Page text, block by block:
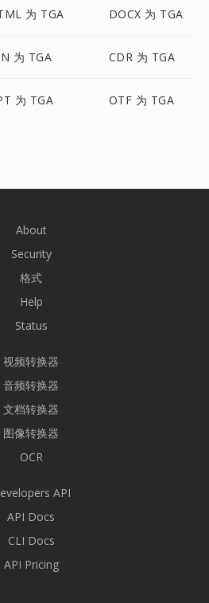
为 TGA DOCX 为 TGA
为 TGA CDR 为 TGA
为 TGA OTF 为 TGA
About
Security
格式
Help
Status
视频转换器
音频转换器
文档转换器
图像转换器
OCR
API
API Docs
CLI Docs
API Pricing